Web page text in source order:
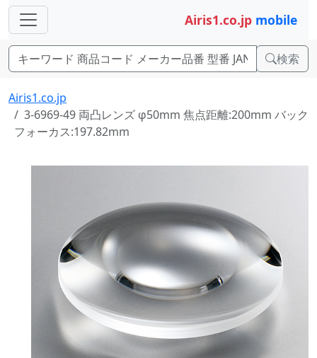
Airis1.co.jp mobile
検索
Airis1.co.jp
3-6969-49 両凸レンズ φ50mm 焦点距離:200mm バック
フォーカス:197.82mm